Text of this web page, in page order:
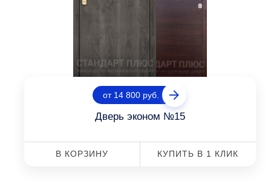
от 14 800 руб.
Дверь эконом №15
В КОРЗИНУ КУПИТЬ В 1 КЛИК